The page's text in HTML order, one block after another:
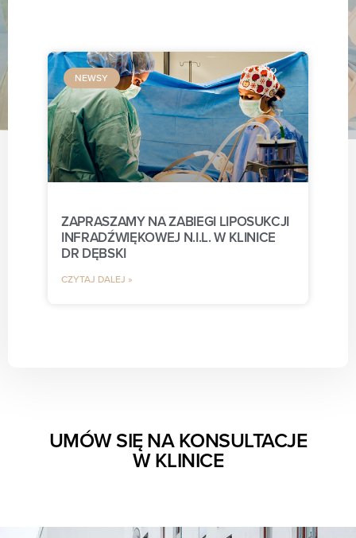
NEWSY
ZAPRASZAMY NA ZABIEGI LIPOSUKCJI
INFRADŹWIĘKOWEJ N.I.L. W KLINICE
DR DĘBSKI
CZYTAJ DALEJ »
UMÓW SIĘ NA KONSULTACJE
W KLINICE